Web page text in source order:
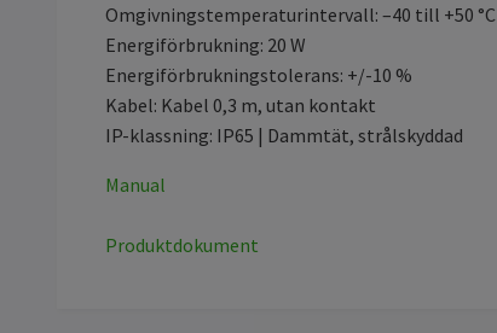
Omgivningstemperaturintervall: –40 till +50 °C
Energiförbrukning: 20 W
Energiförbrukningstolerans: +/-10 %
Kabel: Kabel 0,3 m, utan kontakt
IP-klassning: IP65 | Dammtät, strålskyddad
Manual
Produktdokument